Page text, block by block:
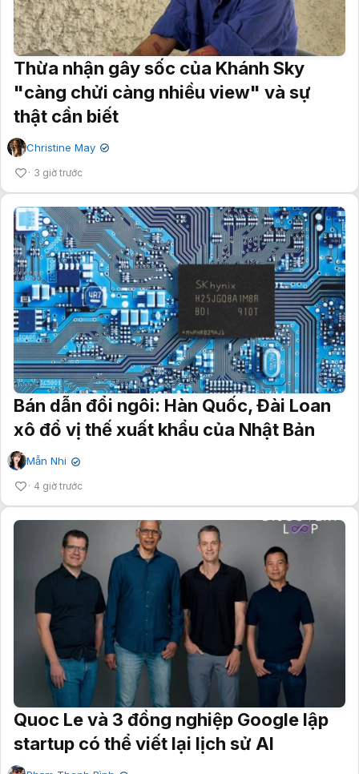
Thừa nhận gây sốc của Khánh Sky
"càng chửi càng nhiều view" và sự
thật cần biết
Christine May ✔
3 giờ trước
Bán dẫn đổi ngôi: Hàn Quốc, Đài Loan
xô đổ vị thế xuất khẩu của Nhật Bản
Mẫn Nhi ✔
4 giờ trước
Quoc Le và 3 đồng nghiệp Google lập
startup có thể viết lại lịch sử AI